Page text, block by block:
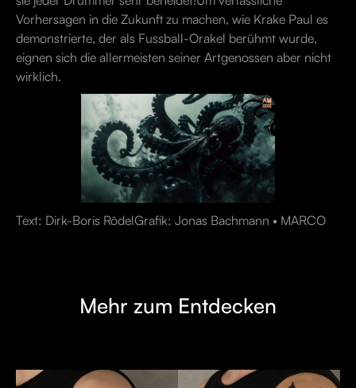
Vorhersagen in die Zukunft zu machen, wie Krake Paul es
demonstrierte, der als Fussball-Orakel berühmt wurde,
eignen sich die allermeisten seiner Artgenossen aber nicht
wirklich.
Text: Dirk-Boris RödelGrafik: Jonas Bachmann • MARCO
Mehr zum Entdecken